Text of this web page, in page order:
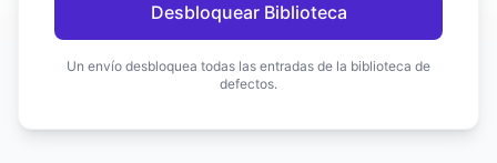
Desbloquear Biblioteca
Un envío desbloquea todas las entradas de la biblioteca de
defectos.